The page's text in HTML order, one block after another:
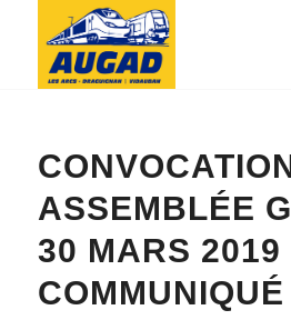
ASSEMBLÉE
30 MARS 2019
COMMUNIQUÉ